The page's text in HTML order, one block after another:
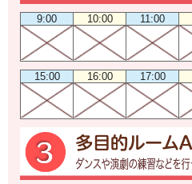
9:00 10:00 11:00
15:00 16:00 17:00